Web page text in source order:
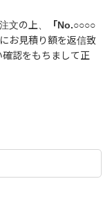
文の上、
「No.○○○○
お見積り額を返信致
認をもちまして正